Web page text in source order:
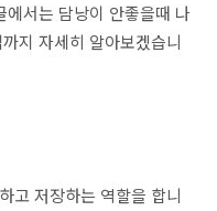
서는 담낭이 안좋을때 나
지 자세히 알아보겠습니
고 저장하는 역할을 합니